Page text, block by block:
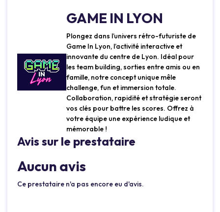
GAME IN LYON
Plongez dans l’univers rétro-futuriste de
Game In Lyon, l’activité interactive et
innovante du centre de Lyon. Idéal pour
les team building, sorties entre amis ou en
famille, notre concept unique mêle
challenge, fun et immersion totale.
Collaboration, rapidité et stratégie seront
vos clés pour battre les scores. Offrez à
votre équipe une expérience ludique et
mémorable !
Avis sur le prestataire
Aucun avis
Ce prestataire n'a pas encore eu d'avis.